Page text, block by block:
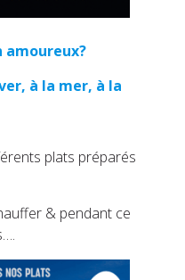
amoureux?
à la mer, à la
plats préparés
& pendant ce